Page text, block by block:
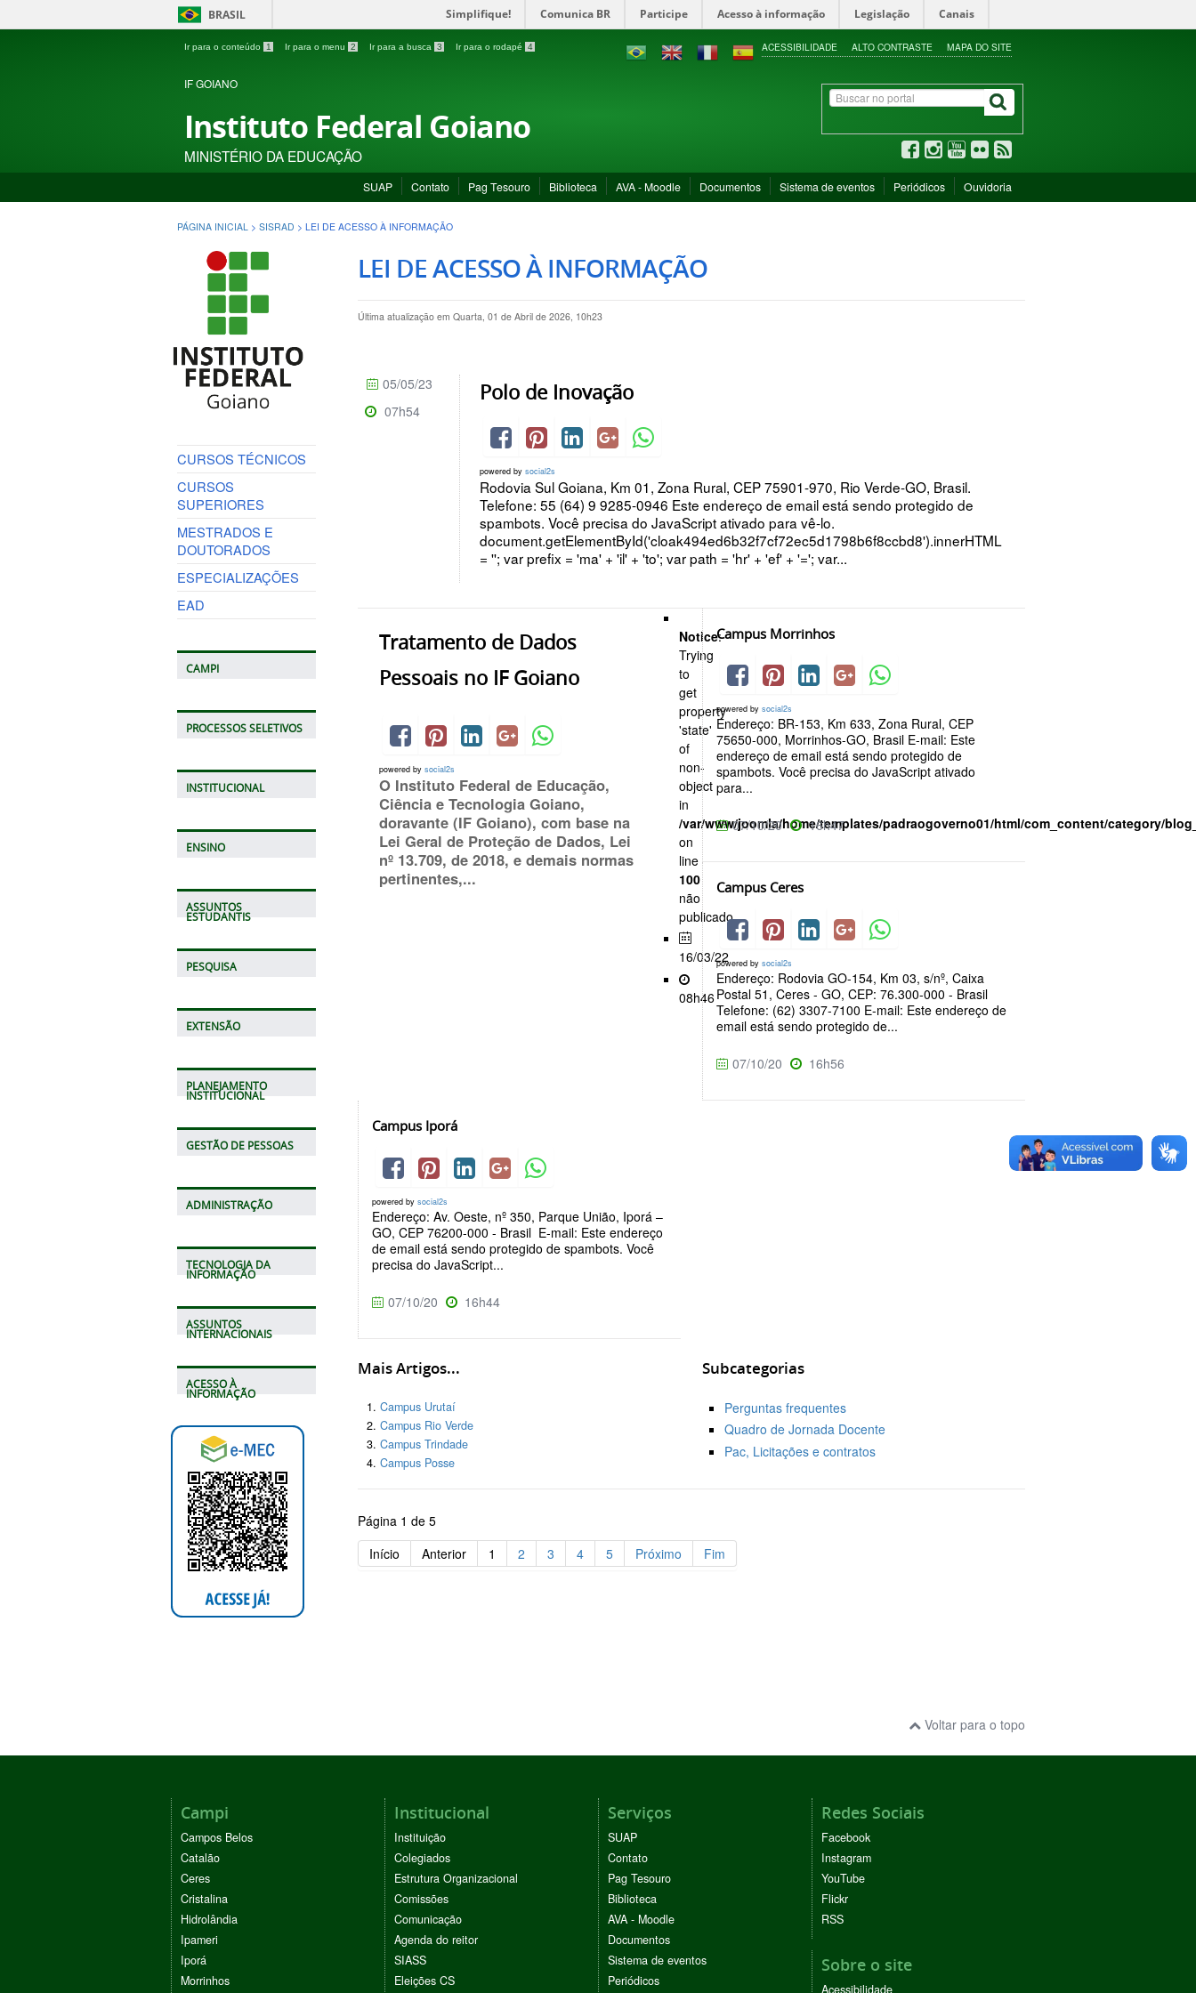
BRASIL Simplifique! Comunica BR Participe Acesso à informação Legislação Canais
Ir para o conteúdo 1 Ir para o menu 2 Ir para a busca 3 Ir para o rodapé 4 ACESSIBILIDADE ALTO CONTRASTE MAPA DO SITE
IF GOIANO
Instituto Federal Goiano
MINISTÉRIO DA EDUCAÇÃO
SUAP Contato Pag Tesouro Biblioteca AVA - Moodle Documentos Sistema de eventos Periódicos Ouvidoria
PÁGINA INICIAL > SISRAD > LEI DE ACESSO À INFORMAÇÃO
CURSOS TÉCNICOS
CURSOS
SUPERIORES
MESTRADOS E
DOUTORADOS
ESPECIALIZAÇÕES
EAD
CAMPI
PROCESSOS SELETIVOS
INSTITUCIONAL
ENSINO
ASSUNTOS
ESTUDANTIS
PESQUISA
EXTENSÃO
PLANEJAMENTO
INSTITUCIONAL
GESTÃO DE PESSOAS
ADMINISTRAÇÃO
TECNOLOGIA DA
INFORMAÇÃO
ASSUNTOS
INTERNACIONAIS
ACESSO À
INFORMAÇÃO
LEI DE ACESSO À INFORMAÇÃO
Última atualização em Quarta, 01 de Abril de 2026, 10h23
Polo de Inovação
powered bysocial2s
Rodovia Sul Goiana, Km 01, Zona Rural, CEP 75901-970, Rio Verde-GO, Brasil.
Telefone: 55 (64) 9 9285-0946 Este endereço de email está sendo protegido de
spambots. Você precisa do JavaScript ativado para vê-lo.
document.getElementById('cloak494ed6b32f7cf72ec5d1798b6f8ccbd8').innerHTML
= ''; var prefix = 'ma' + 'il' + 'to'; var path = 'hr' + 'ef' + '='; var...
05/05/23
07h54
Tratamento de Dados
Pessoais no IF Goiano
powered bysocial2s
O Instituto Federal de Educação,
Ciência e Tecnologia Goiano,
doravante (IF Goiano), com base na
Lei Geral de Proteção de Dados, Lei
nº 13.709, de 2018, e demais normas
pertinentes,...
Notice:
Trying
to
get
property
'state'
of
non-
object
in
/var/www/joomla/home/templates/padraogoverno01/html/com_content/category/
on
line
100
não
publicado
16/03/22
08h46
Campus Morrinhos
powered bysocial2s
Endereço: BR-153, Km 633, Zona Rural, CEP
75650-000, Morrinhos-GO, Brasil E-mail: Este
endereço de email está sendo protegido de
spambots. Você precisa do JavaScript ativado
para...
07/10/20 16h47
Campus Ceres
powered bysocial2s
Endereço: Rodovia GO-154, Km 03, s/nº, Caixa
Postal 51, Ceres - GO, CEP: 76.300-000 - Brasil
Telefone: (62) 3307-7100 E-mail: Este endereço de
email está sendo protegido de...
07/10/20 16h56
Campus Iporá
powered by social2s
Endereço: Av. Oeste, nº 350, Parque União, Iporá –
GO, CEP 76200-000 - Brasil E-mail: Este endereço
de email está sendo protegido de spambots. Você
precisa do JavaScript...
07/10/20 16h44
Mais Artigos...
Campus Urutaí
Campus Rio Verde
Campus Trindade
Campus Posse
Subcategorias
Perguntas frequentes
Quadro de Jornada Docente
Pac, Licitações e contratos
Página 1 de 5
Início
Anterior 1 2 3 4 5 Próximo Fim
Voltar para o topo
Campi
Campos Belos
Catalão
Ceres
Cristalina
Hidrolândia
Ipameri
Iporá
Morrinhos
Institucional
Instituição
Colegiados
Estrutura Organizacional
Comissões
Comunicação
Agenda do reitor
SIASS
Eleições CS
Serviços
SUAP
Contato
Pag Tesouro
Biblioteca
AVA - Moodle
Documentos
Sistema de eventos
Periódicos
Redes Sociais
Facebook
Instagram
YouTube
Flickr
RSS
Sobre o site